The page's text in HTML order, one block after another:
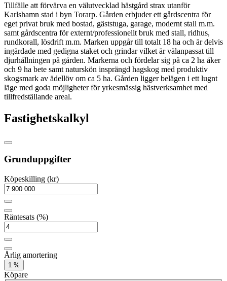
Tillfälle att förvärva en välutvecklad hästgård strax utanför
Karlshamn stad i byn Torarp. Gården erbjuder ett gårdscentra för
eget privat bruk med bostad, gäststuga, garage, modernt stall m.m.
samt gårdscentra för externt/professionellt bruk med stall, ridhus,
rundkorall, lösdrift m.m. Marken uppgår till totalt 18 ha och är delvis
ingärdade med gedigna staket och grindar vilket är välanpassat till
djurhållningen på gården. Markerna och fördelar sig på ca 2 ha åker
och 9 ha bete samt naturskön insprängd hagskog med produktiv
skogsmark av ädellöv om ca 5 ha. Gården ligger belägen i ett lugnt
läge med goda möjligheter för yrkesmässig hästverksamhet med
tillfredställande areal.
Fastighetskalkyl
Grunduppgifter
Köpeskilling (kr)
Räntesats (%)
Årlig amortering
1 %
Köpare